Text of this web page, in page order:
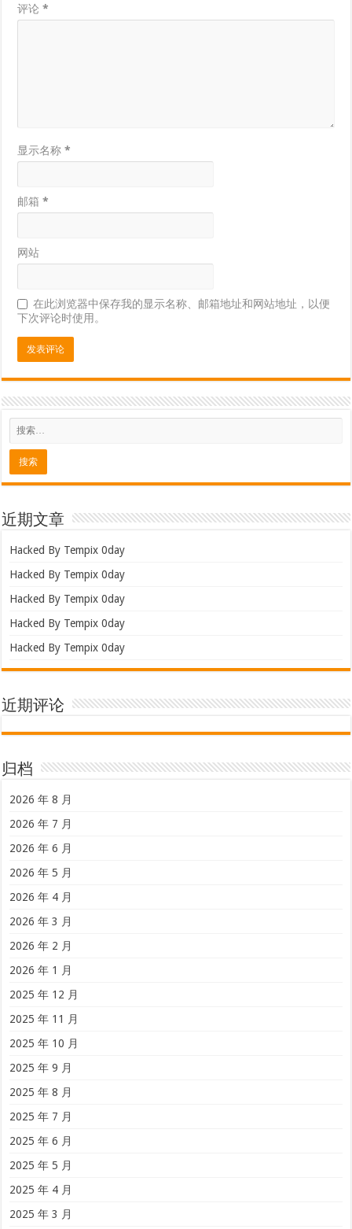
评论*
显示名称*
邮箱*
网站
在此浏览器中保存我的显示名称、邮箱地址和网站地址，以便
下次评论时使用。
近期文章
Hacked By Tempix 0day
Hacked By Tempix 0day
Hacked By Tempix 0day
Hacked By Tempix 0day
Hacked By Tempix 0day
近期评论
归档
2026 年 8 月
2026 年 7 月
2026 年 6 月
2026 年 5 月
2026 年 4 月
2026 年 3 月
2026 年 2 月
2026 年 1 月
2025 年 12 月
2025 年 11 月
2025 年 10 月
2025 年 9 月
2025 年 8 月
2025 年 7 月
2025 年 6 月
2025 年 5 月
2025 年 4 月
2025 年 3 月